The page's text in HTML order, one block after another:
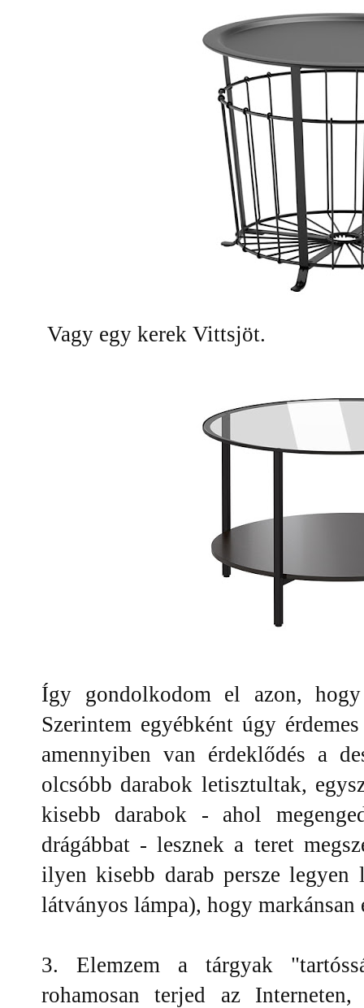
Vagy egy kerek Vittsjöt.
Így gondolkodom el azon,
Szerintem egyébként úgy
amennyiben van érdeklődés a
olcsóbb darabok letisztultak,
kisebb darabok - ahol
drágábbat - lesznek a teret
ilyen kisebb darab persze legyen
látványos lámpa), hogy
3. Elemzem a tárgyak
rohamosan terjed az